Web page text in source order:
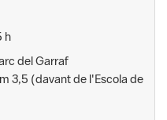
h
del Garraf
3,5 (davant de l'Escola de